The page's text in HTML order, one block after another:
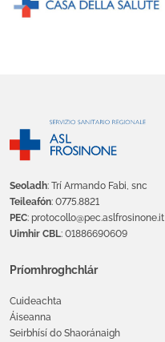
Seoladh: Trí Armando Fabi, snc
Teileafón: 0775.8821
PEC: protocollo@pec.aslfrosinone.it
Uimhir CBL: 01886690609
Príomhroghchlár
Cuideachta
Áiseanna
Seirbhísí do Shaoránaigh